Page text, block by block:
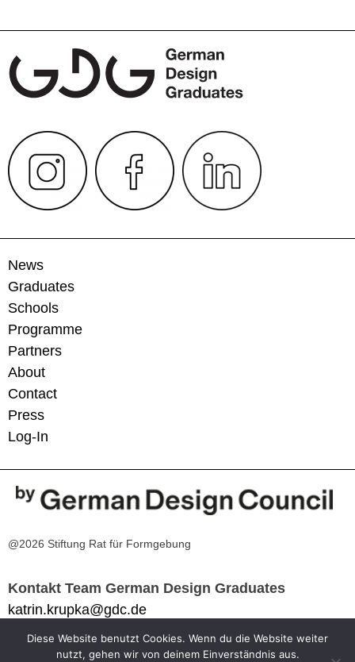
News
Graduates
Schools
Programme
Partners
About
Contact
Press
Log-In
@2026 Stiftung Rat für Formgebung
Kontakt Team German Design Graduates
katrin.krupka@gdc.de
Impressum
Diese Website benutzt Cookies. Wenn du die Website weiter
nutzt, gehen wir von deinem Einverständnis aus.